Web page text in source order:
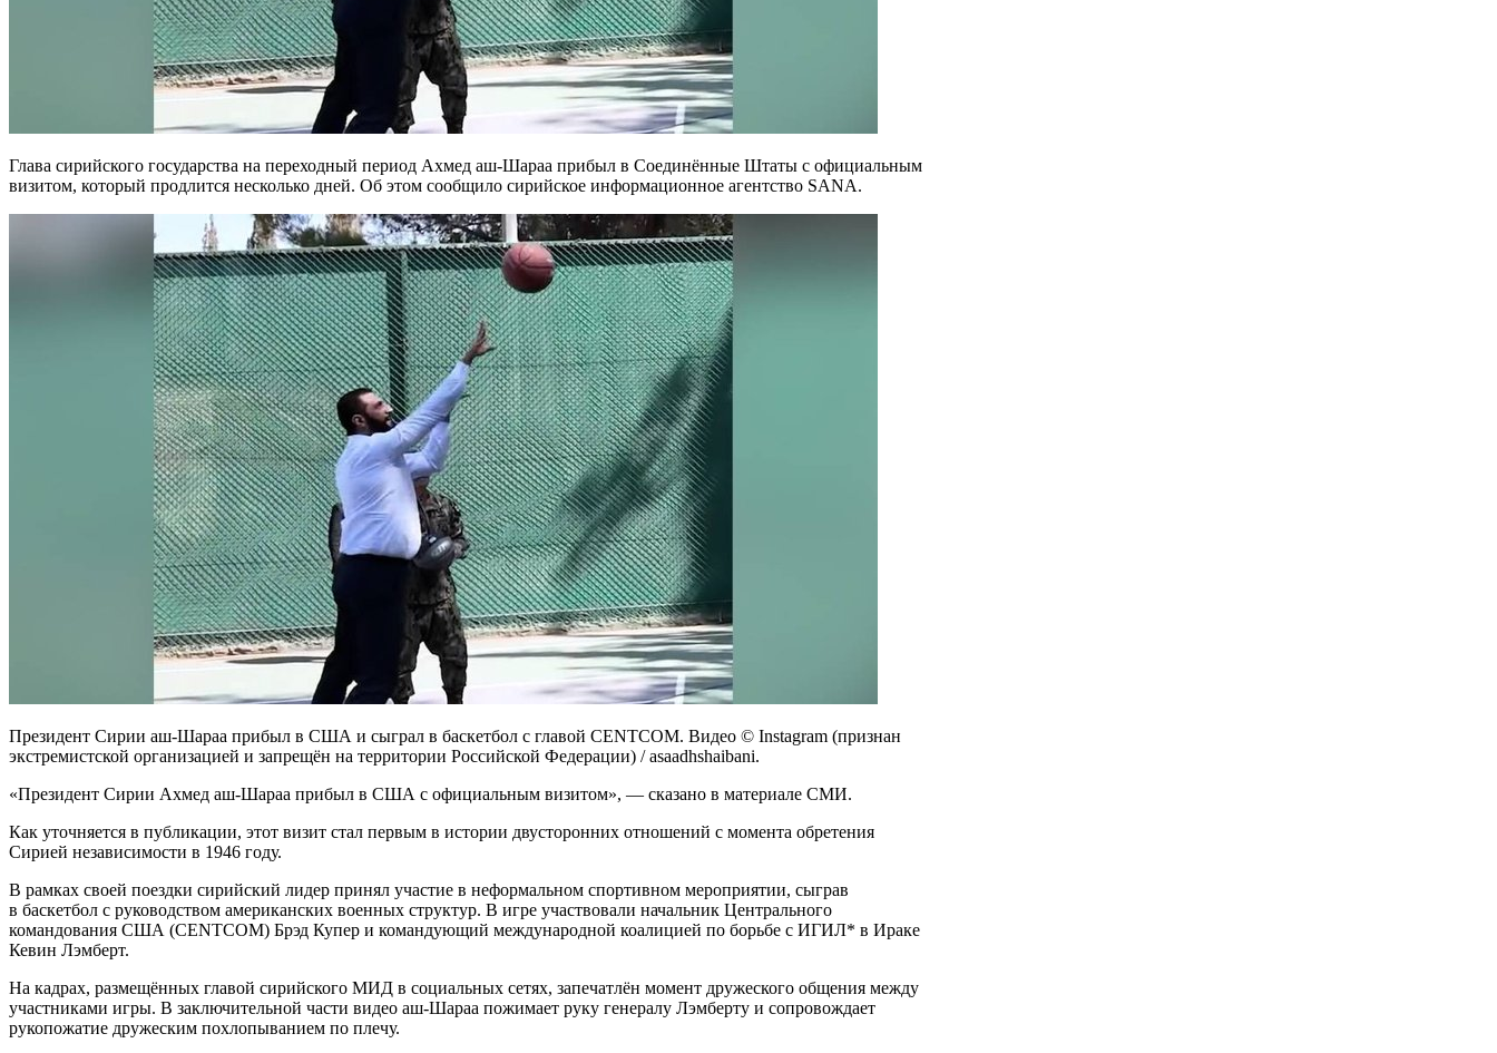
Глава сирийского государства на переходный период Ахмед аш-Шараа прибыл в Соединённые Штаты с официальным
визитом, который продлится несколько дней. Об этом сообщило сирийское информационное агентство SANA.
Президент Сирии аш-Шараа прибыл в США и сыграл в баскетбол с главой CENTCOM. Видео © Instagram (признан
экстремистской организацией и запрещён на территории Российской Федерации) / asaadhshaibani.
«Президент Сирии Ахмед аш-Шараа прибыл в США с официальным визитом», — сказано в материале СМИ.
Как уточняется в публикации, этот визит стал первым в истории двусторонних отношений с момента обретения
Сирией независимости в 1946 году.
В рамках своей поездки сирийский лидер принял участие в неформальном спортивном мероприятии, сыграв
в баскетбол с руководством американских военных структур. В игре участвовали начальник Центрального
командования США (CENTCOM) Брэд Купер и командующий международной коалицией по борьбе с ИГИЛ* в Ираке
Кевин Лэмберт.
На кадрах, размещённых главой сирийского МИД в социальных сетях, запечатлён момент дружеского общения между
участниками игры. В заключительной части видео аш-Шараа пожимает руку генералу Лэмберту и сопровождает
рукопожатие дружеским похлопыванием по плечу.